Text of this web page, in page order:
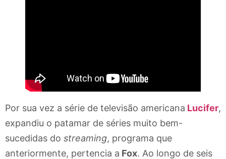
Por sua vez a série de televisão americana Lucifer,
expandiu o patamar de séries muito bem-
sucedidas do streaming, programa que
anteriormente, pertencia a Fox. Ao longo de seis